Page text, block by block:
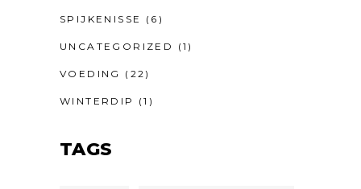
SPIJKENISSE (6)
UNCATEGORIZED (1)
VOEDING (22)
WINTERDIP (1)
TAGS